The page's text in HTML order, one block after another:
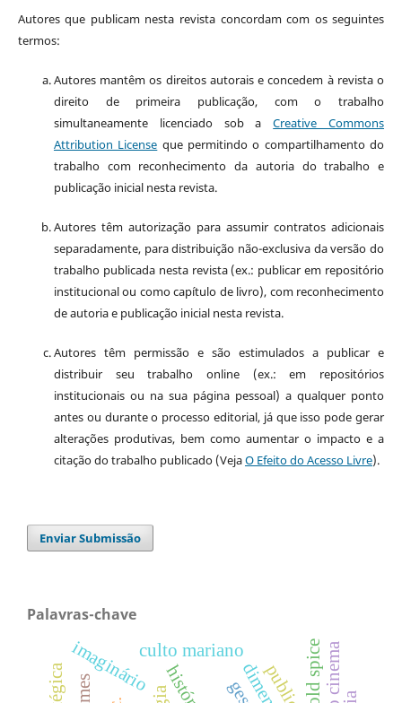
Autores que publicam nesta revista concordam com os seguintes
termos:
Autores mantêm os direitos autorais e concedem à revista o
direito de primeira publicação, com o trabalho
simultaneamente licenciado sob aCreative Commons
Attribution License que permitindo o compartilhamento do
trabalho com reconhecimento da autoria do trabalho e
publicação inicial nesta revista.
Autores têm autorização para assumir contratos adicionais
separadamente, para distribuição não-exclusiva da versão do
trabalho publicada nesta revista (ex.: publicar em repositório
institucional ou como capítulo de livro), com reconhecimento
de autoria e publicação inicial nesta revista.
Autores têm permissão e são estimulados a publicar e
distribuir seu trabalho online (ex.: em repositórios
institucionais ou na sua página pessoal) a qualquer ponto
antes ou durante o processo editorial, já que isso pode gerar
alterações produtivas, bem como aumentar o impacto e a
citação do trabalho publicado (VejaO Efeito do Acesso Livre).
Enviar Submissão
Palavras-chave
culto mariano old spice
imaginário